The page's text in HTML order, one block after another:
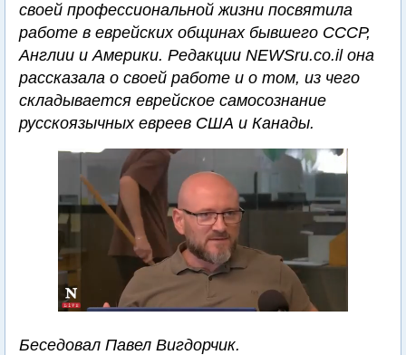
своей профессиональной жизни посвятила
работе в еврейских общинах бывшего СССР,
Англии и Америки. Редакции NEWSru.co.il она
рассказала о своей работе и о том, из чего
складывается еврейское самосознание
русскоязычных евреев США и Канады.
Беседовал Павел Вигдорчик.